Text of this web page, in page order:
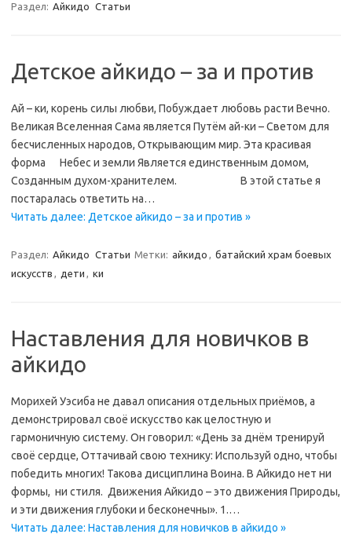
Раздел: Айкидо Статьи
Детское айкидо – за и против
Ай – ки, корень силы любви, Побуждает любовь расти Вечно.
Великая Вселенная Сама является Путём ай-ки – Светом для
бесчисленных народов, Открывающим мир. Эта красивая
форма Небес и земли Является единственным домом,
Созданным духом-хранителем. В этой статье я
постаралась ответить на…
Читать далее: Детское айкидо – за и против »
Раздел: Айкидо Статьи Метки: айкидо , батайский храм боевых
искусств , дети , ки
Наставления для новичков в
айкидо
Морихей Уэсиба не давал описания отдельных приёмов, а
демонстрировал своё искусство как целостную и
гармоничную систему. Он говорил: «День за днём тренируй
своё сердце, Оттачивай свою технику: Используй одно, чтобы
победить многих! Такова дисциплина Воина. В Айкидо нет ни
формы, ни стиля. Движения Айкидо – это движения Природы,
и эти движения глубоки и бесконечны». 1.…
Читать далее: Наставления для новичков в айкидо »